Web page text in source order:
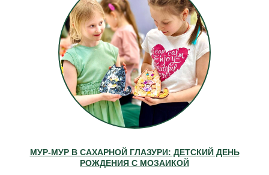
МУР-МУР В САХАРНОЙ ГЛАЗУРИ: ДЕТСКИЙ ДЕНЬ
РОЖДЕНИЯ С МОЗАИКОЙ